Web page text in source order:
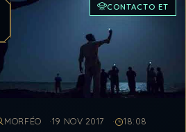
CONTACTO ET
MORFÉO 19 NOV 2017 18:08